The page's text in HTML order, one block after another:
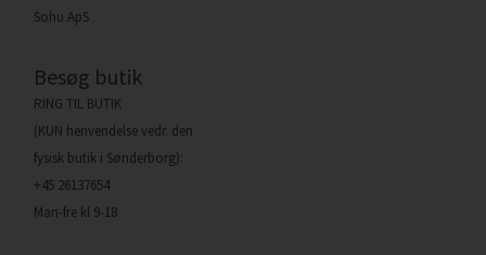
Sohu ApS
Besøg butik
RING TIL BUTIK
(KUN henvendelse vedr. den
fysisk butik i Sønderborg):
+45 26137654
Man-fre kl 9-18